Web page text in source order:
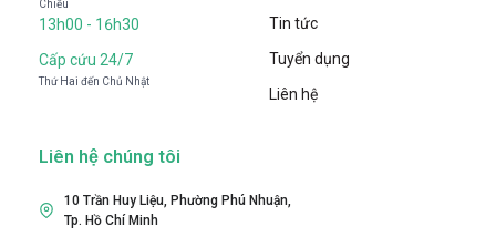
Chiều
13h00 - 16h30
Cấp cứu 24/7
Thứ Hai đến Chủ Nhật
Tin tức
Tuyển dụng
Liên hệ
Liên hệ chúng tôi
10 Trần Huy Liệu, Phường Phú Nhuận,
Tp. Hồ Chí Minh